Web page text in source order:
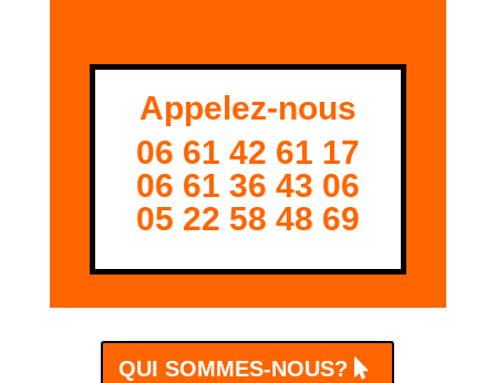
Appelez-nous
06 61 42 61 17
06 61 36 43 06
05 22 58 48 69
QUI SOMMES-NOUS?